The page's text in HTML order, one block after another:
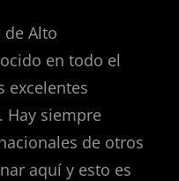
de Alto
en todo el
excelentes
Hay siempre
de otros
aquí y esto es